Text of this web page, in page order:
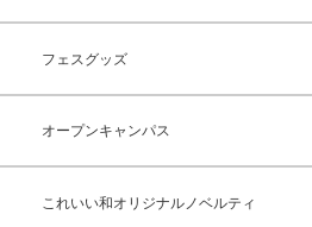
フェスグッズ
オープンキャンパス
これいい和オリジナルノベルティ